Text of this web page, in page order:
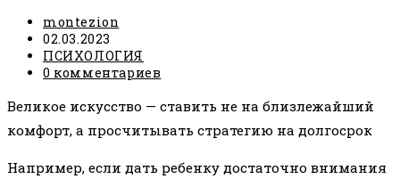
Автор
записи:
montezion
Запись
опубликована:
02.03.2023
Рубрика
записи:
ПСИХОЛОГИЯ
Комментарии
записи:
0 комментариев
Великое искусство — ставить не на близлежайший
комфорт, а просчитывать стратегию на долгосрок
Например, если дать ребенку достаточно внимания